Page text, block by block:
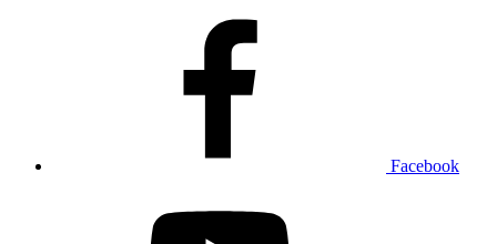
Facebook